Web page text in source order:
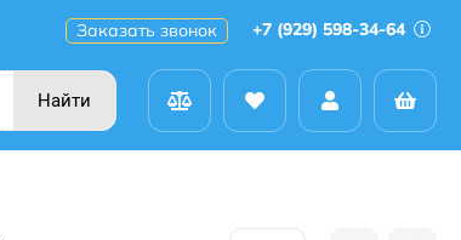
Заказать звонок +7 (929) 598-34-64
Найти